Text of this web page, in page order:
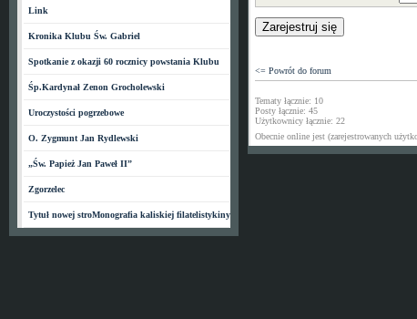
Link
Kronika Klubu Św. Gabriel
Spotkanie z okazji 60 rocznicy powstania Klubu
Śp.Kardynał Zenon Grocholewski
Uroczystości pogrzebowe
O. Zygmunt Jan Rydlewski
„Św. Papież Jan Paweł II”
Zgorzelec
Tytuł nowej stroMonografia kaliskiej filatelistykiny
<= Powrót do forum
Tematy łącznie: 10
Posty łącznie: 45
Użytkownicy łącznie: 22
Obecnie online jest (zarejestrowanych